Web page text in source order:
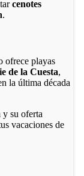
cenotes
.
ofrece playas
de la Cuesta,
la última década
y su oferta
vacaciones de